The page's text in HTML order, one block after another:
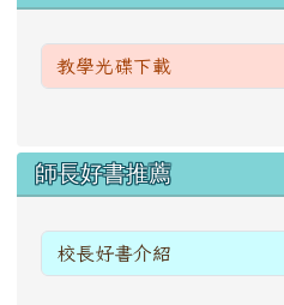
右邊區域內容
師長好書推薦